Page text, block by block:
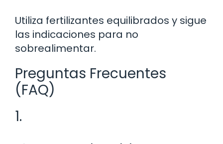
Utiliza fertilizantes equilibrados y sigue
las indicaciones para no
sobrealimentar.
Preguntas Frecuentes
(FAQ)
1.